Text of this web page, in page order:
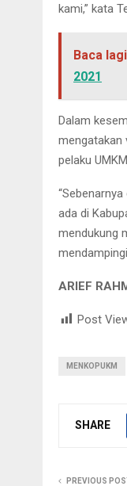
kami,” kata
Baca lagi
2021
Dalam
mengatakan
pelaku
ada di
mendukung
ARIEF
Post
MENKOPUKM
SHARE
PREVIOUS